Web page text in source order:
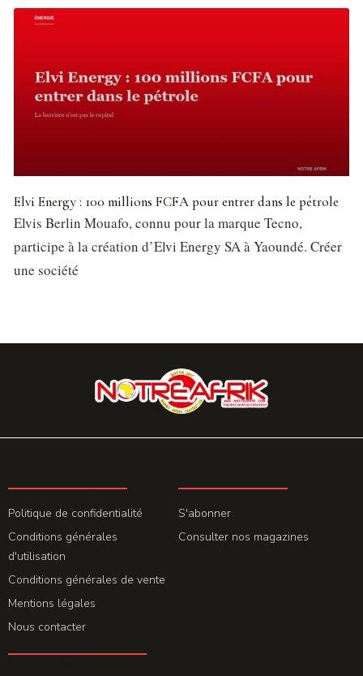
Elvi Energy : 100 millions FCFA pour entrer dans le pétrole
Elvis Berlin Mouafo, connu pour la marque Tecno,
participe à la création d’Elvi Energy SA à Yaoundé. Créer
une société
Politique de confidentialité
Conditions générales
d'utilisation
Conditions générales de vente
Mentions légales
Nous contacter
S'abonner
Consulter nos magazines